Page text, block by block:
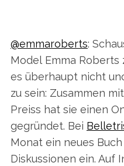
@emmaroberts:
Model Emma Roberts
es überhaupt nicht
zu sein: Zusammen
Preiss hat sie einen
gegründet. Bei
Monat ein neues
Diskussionen ein. Auf